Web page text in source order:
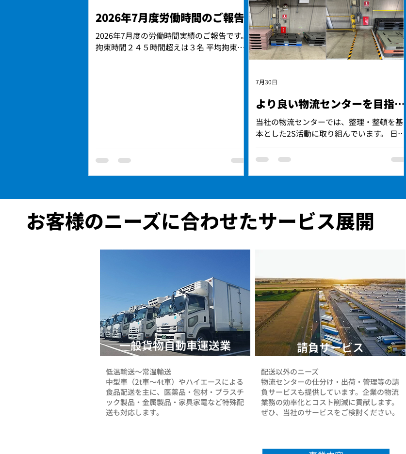
2026年7月度労働時間のご報告
2026年7月度の労働時間実績のご報告です。
拘束時間２４５時間超えは３名 平均拘束時
構内無事故継続日数「２０３日」 ７月末時
点 労働災害無事故継続日数「３９４日」
７月度：交通事故０件（内０件有責）、労
し、 これからも安心して働ける職場環境づ
くりと安全運行に努めてまいります。
より良い物流センターを目指し
て、2S活動に取り組んでいます
当社の物流センターでは、整理・整頓を基
本とした2S活動に取り組んでいます。 日々
の業務を行う中で、「もっと分かりやすくで
きないか」「より安全に作業できる環境に
場の改善を進めています。 活動では、外部
で見つかった改善点をカイゼンチェックリ
ストにまとめています。 担当者や期限を決
め、一つひとつ確認しながら改善を進めて
全面についても見直しを行っています。 自
社カゴ車に社名ロゴと管理番号を表示し、
管理性と配置把握を向上させる 整理・整頓
を進めることで、必要なものを探す時間や無
駄な動きが減り、スタッフやドライバーにと
っても作業しやすい環境づくりにつながっ
ています。 もちろん、改善を進める中で新
たな課題が見つかることもあります。 その
たびに現場で考え、工夫しながら、一つず
つ改善を積み重ねています。 これからも、
日々の小さ
7月30日
お客様のニーズに合わせたサービス展開
一般貨物自動車運送業
低温輸送〜常温輸送
中型車（2t車〜4t車）やハイエースによる
食品配送を主に、医薬品・包材・プラスチ
ック製品​・金属製品・家具家電など特殊配
送も対応します。
請負サービス
配送以外のニーズ
​物流センターの仕分け・出荷・管理等の請
負サービスも提供しています。企業の物流
業務の効率化とコスト削減に貢献します。
ぜひ、当社のサービスをご検討ください。